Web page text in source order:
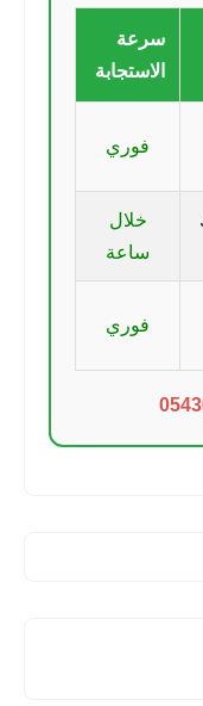
سرعة
الاستجابة
فوري
خلال
ساعة
فوري